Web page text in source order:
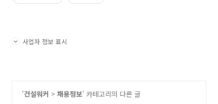
사업자 정보 표시
'건설워커 > 채용정보' 카테고리의 다른 글